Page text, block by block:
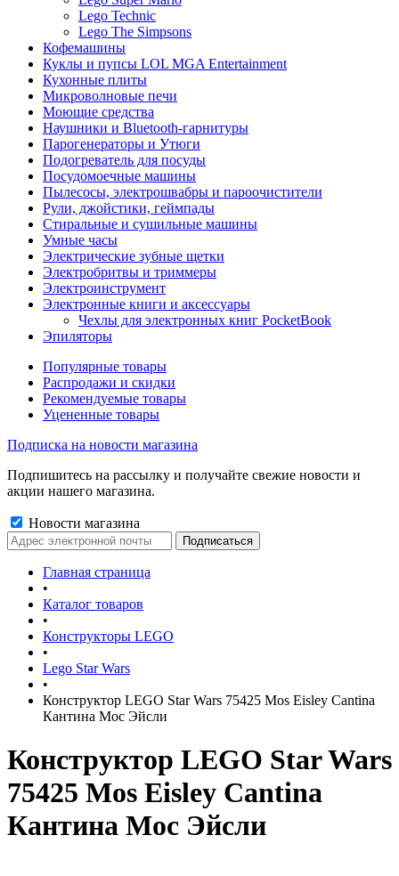
Lego Technic
Lego The Simpsons
Кофемашины
Куклы и пупсы LOL MGA Entertainment
Кухонные плиты
Микроволновые печи
Моющие средства
Наушники и Bluetooth-гарнитуры
Парогенераторы и Утюги
Подогреватель для посуды
Посудомоечные машины
Пылесосы, электрошвабры и пароочистители
Рули, джойстики, геймпады
Стиральные и сушильные машины
Умные часы
Электрические зубные щетки
Электробритвы и триммеры
Электроинструмент
Электронные книги и аксессуары
Чехлы для электронных книг PocketBook
Эпиляторы
Популярные товары
Распродажи и скидки
Рекомендуемые товары
Уцененные товары
Подписка на новости магазина
Подпишитесь на рассылку и получайте свежие новости и
акции нашего магазина.
Новости магазина
Главная страница
•
Каталог товаров
•
Конструкторы LEGO
•
Lego Star Wars
•
Конструктор LEGO Star Wars 75425 Mos Eisley Cantina
Кантина Мос Эйсли
Конструктор LEGO Star Wars
75425 Mos Eisley Cantina
Кантина Мос Эйсли